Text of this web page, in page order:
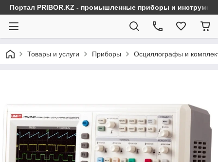
Портал PRIBOR.KZ - промышленные приборы и
Товары и услуги Приборы Осциллографы и